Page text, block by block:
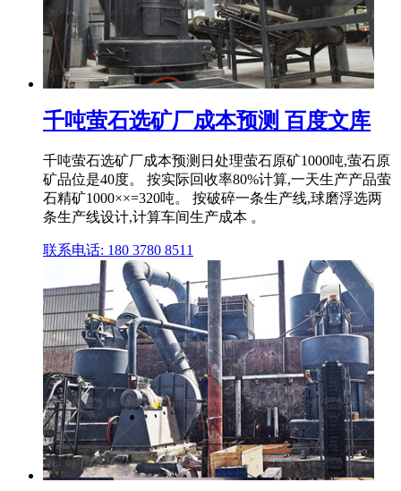
千吨萤石选矿厂成本预测 百度文库
千吨萤石选矿厂成本预测日处理萤石原矿1000吨,萤石原
矿品位是40度。 按实际回收率80%计算,一天生产产品萤
石精矿1000××=320吨。 按破碎一条生产线,球磨浮选两
条生产线设计,计算车间生产成本 。
联系电话: 180 3780 8511